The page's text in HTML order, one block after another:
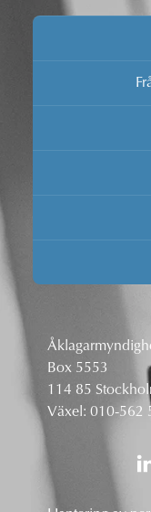
Box 5553
114 85
Växel: 010-562